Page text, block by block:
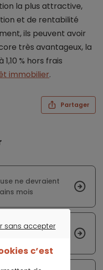
la plus attractive,
et de rentabilité
ils peuvent avoir
très avantageux, la
% hors frais
immobilier.
Partager
ne devraient
mois
immobiliers
sans accepter
c’est